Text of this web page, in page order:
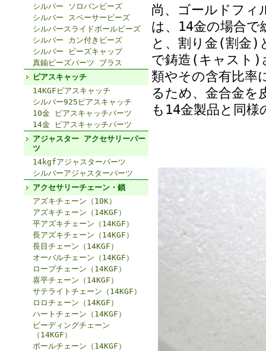
シルバー ソロバンビーズ
シルバー スペーサービーズ
シルバースライドボールビーズ
シルバー カン付きビーズ
シルバー ビーズキャップ
真鍮ビーズパーツ ブラス
ピアスキャッチ
14KGFピアスキャッチ
シルバー925ピアスキャッチ
10金 ピアスキャッチパーツ
14金 ピアスキャッチパーツ
アジャスター アクセサリーパー
ツ
14kgfアジャスターパーツ
シルバーアジャスターパーツ
アクセサリーチェーン・鎖
アズキチェーン（10K）
アズキチェーン（14KGF）
平アズキチェーン（14KGF）
長アズキチェーン（14KGF）
長目チェーン（14KGF）
オーバルチェーン（14KGF）
ロープチェーン（14KGF）
喜平チェーン（14KGF）
サテライトチェーン（14KGF）
ロロチェーン（14KGF）
ハートチェーン（14KGF）
ビーディングチェーン
（14KGF）
ボールチェーン（14KGF）
尚、ゴールドフィ
は、14金の場合
と、割り金(割金)
で鋳造(キャスト)
類やその含有比率
るため、金合金を
も14金製品と同